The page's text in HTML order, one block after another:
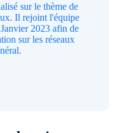
sur le thème de
Il rejoint l'équipe
2023 afin de
sur les réseaux